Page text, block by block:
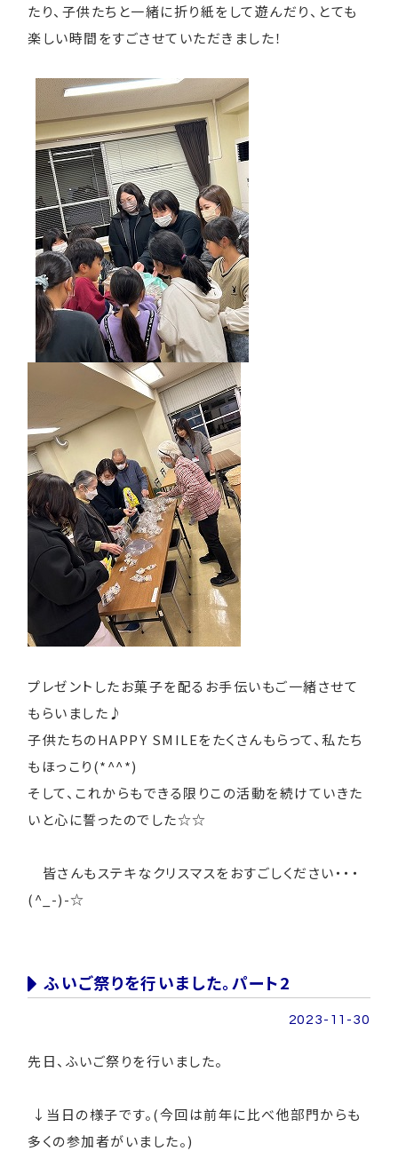
たり、子供たちと一緒に折り紙をして遊んだり、とても
楽しい時間をすごさせていただきました！
プレゼントしたお菓子を配るお手伝いもご一緒させて
もらいました♪
子供たちのHAPPY SMILEをたくさんもらって、私たち
もほっこり(*^^*)
そして、これからもできる限りこの活動を続けていきた
いと心に誓ったのでした☆☆
皆さんもステキなクリスマスをおすごしください・・・
(^_-)-☆
ふいご祭りを行いました。パート2
2023-11-30
先日、ふいご祭りを行いました。
↓当日の様子です。(今回は前年に比べ他部門からも
多くの参加者がいました。)